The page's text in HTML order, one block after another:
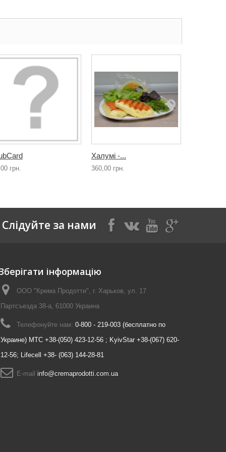
грн.
Халумі -...
360,00 грн.
Слідуйте за нами
інформацію
ООО "Крема Продотти", г. Харьков, ул. 17
Партсъезда 38-а, 61000 Украина
Телефонуйте нам: 0-800 - 219-003 (бесплатно по
Украине) MTC +38-(050) 423-12-56 ; KyivStar +38-(067) 620-
12-56; Lifecell +38- (063) 144-28-81
E-maіl info@cremaprodotti.com.ua